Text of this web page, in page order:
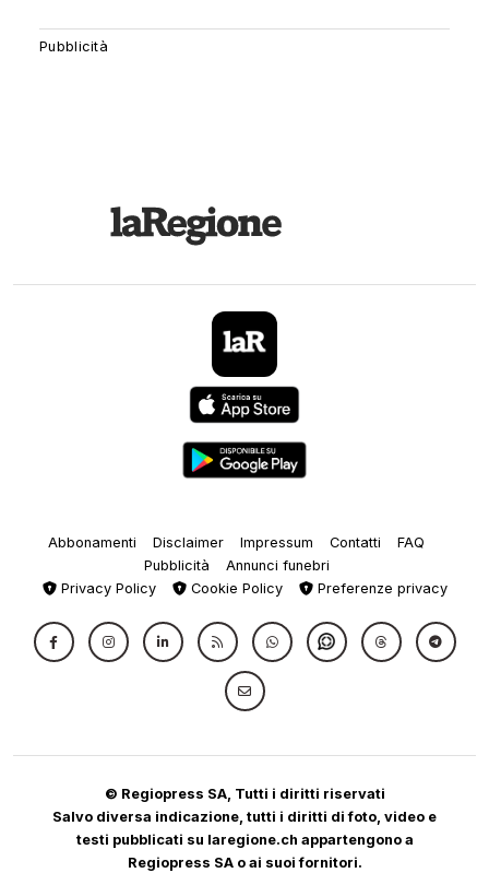
Abbonamenti Disclaimer Impressum Contatti
FAQ
Pubblicità
Annunci funebri
Privacy Policy
Cookie Policy Preferenze privacy
© Regiopress SA, Tutti i diritti riservati
Salvo diversa indicazione, tutti i diritti di foto, video e
testi pubblicati su laregione.ch appartengono a
Regiopress SA o ai suoi fornitori.